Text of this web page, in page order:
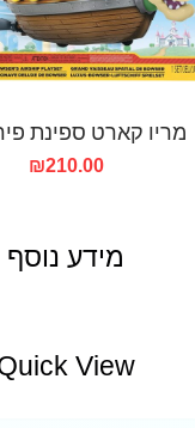
מריו קארט ספינת
₪210.00
מידע נוסף
View